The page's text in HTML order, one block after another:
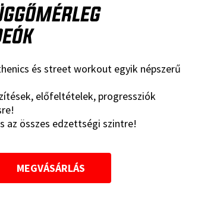
és street workout egyik népszerű
előfeltételek, progressziók
az összes edzettségi szintre!
MEGVÁSÁRLÁS